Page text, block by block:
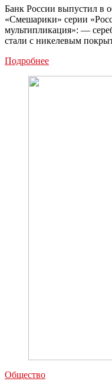
Банк России выпустил в
«Смешарики» серии
мультипликация»: —
стали с никелевым
ПодробнееБанк
Общество